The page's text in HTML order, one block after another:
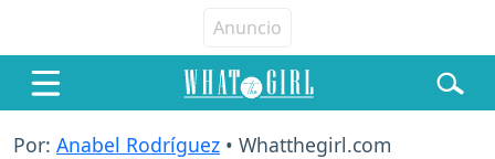
Por: Anabel Rodríguez • Whatthegirl.com